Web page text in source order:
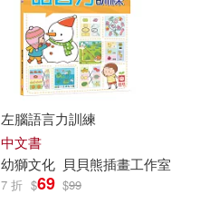
左腦語言力訓練
中文書
幼獅文化 貝貝熊插畫工作室
7 折 $69 $99